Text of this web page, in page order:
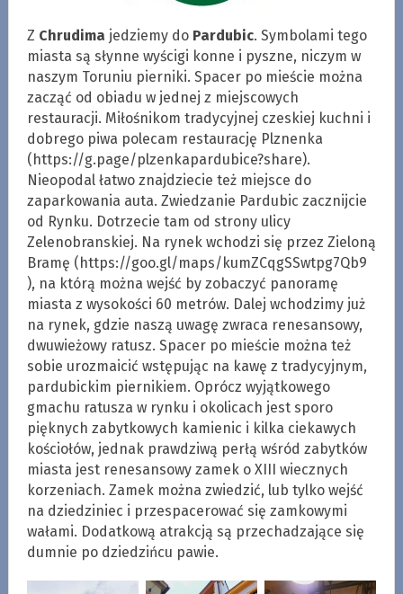
Z Chrudima jedziemy do Pardubic. Symbolami tego
miasta są słynne wyścigi konne i pyszne, niczym w
naszym Toruniu pierniki. Spacer po mieście można
zacząć od obiadu w jednej z miejscowych
restauracji. Miłośnikom tradycyjnej czeskiej kuchni i
dobrego piwa polecam restaurację Plznenka
(https://g.page/plzenkapardubice?share).
Nieopodal łatwo znajdziecie też miejsce do
zaparkowania auta. Zwiedzanie Pardubic zacznijcie
od Rynku. Dotrzecie tam od strony ulicy
Zelenobranskiej. Na rynek wchodzi się przez Zieloną
Bramę (https://goo.gl/maps/kumZCqgSSwtpg7Qb9
), na którą można wejść by zobaczyć panoramę
miasta z wysokości 60 metrów. Dalej wchodzimy już
na rynek, gdzie naszą uwagę zwraca renesansowy,
dwuwieżowy ratusz. Spacer po mieście można też
sobie urozmaicić wstępując na kawę z tradycyjnym,
pardubickim piernikiem. Oprócz wyjątkowego
gmachu ratusza w rynku i okolicach jest sporo
pięknych zabytkowych kamienic i kilka ciekawych
kościołów, jednak prawdziwą perłą wśród zabytków
miasta jest renesansowy zamek o XIII wiecznych
korzeniach. Zamek można zwiedzić, lub tylko wejść
na dziedziniec i przespacerować się zamkowymi
wałami. Dodatkową atrakcją są przechadzające się
dumnie po dziedzińcu pawie.